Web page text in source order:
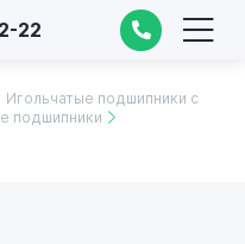
22
Игольчатые подшипники с
подшипники